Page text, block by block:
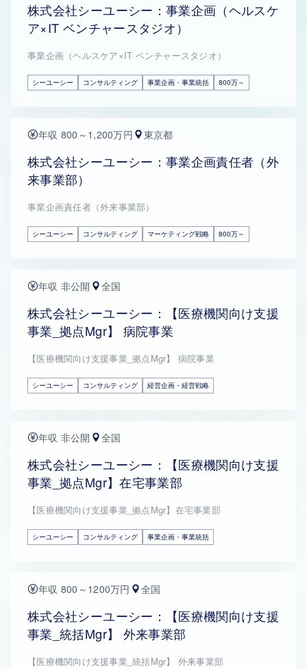
株式会社シーユーシー：事業企画（ヘルスケ
ア×IT ベンチャースタジオ）
事業企画（ヘルスケア×IT ベンチャースタジオ）
シーユーシー コンサルティング 事業企画・事業統括 800万～
年収 800～1,200万円 東京都
株式会社シーユーシー：事業企画責任者（外
来事業部）
事業企画責任者（外来事業部）
シーユーシー コンサルティング マーケティング戦略 800万～
年収 非公開 全国
株式会社シーユーシー：【医療機関向け支援
事業_拠点Mgr】 病院事業
【医療機関向け支援事業_拠点Mgr】 病院事業
シーユーシー コンサルティング 経営企画・経営戦略
年収 非公開 全国
株式会社シーユーシー：【医療機関向け支援
事業_拠点Mgr】在宅事業部
【医療機関向け支援事業_拠点Mgr】在宅事業部
シーユーシー コンサルティング 事業企画・事業統括
年収 800～1200万円 全国
株式会社シーユーシー：【医療機関向け支援
事業_統括Mgr】 外来事業部
【医療機関向け支援事業_統括Mgr】 外来事業部